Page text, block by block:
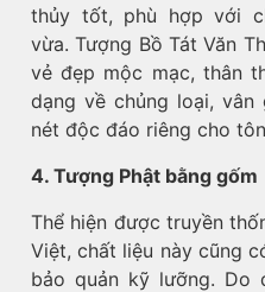
thủy tốt, phù hợp với
vừa. Tượng Bồ Tát Văn
vẻ đẹp mộc mạc, thân
dạng về chủng loại,
nét độc đáo riêng cho
4. Tượng Phật bằng gốm
Thể hiện được truyền
Việt, chất liệu này cũng
bảo quản kỹ lưỡng. Do